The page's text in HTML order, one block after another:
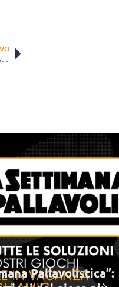
“Futura sei tu”: al via la campagna abbonamenti della Futura Volley Giovani
Pallavolistica”: